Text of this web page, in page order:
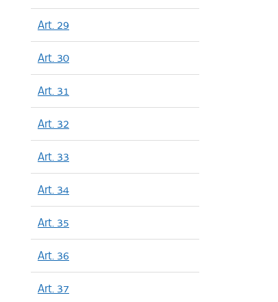
Art. 29
Art. 30
Art. 31
Art. 32
Art. 33
Art. 34
Art. 35
Art. 36
Art. 37